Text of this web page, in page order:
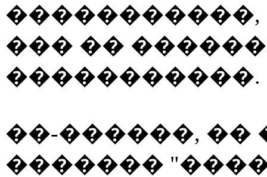
�����������,
��� ��
�����������.
��-������, ��
�������